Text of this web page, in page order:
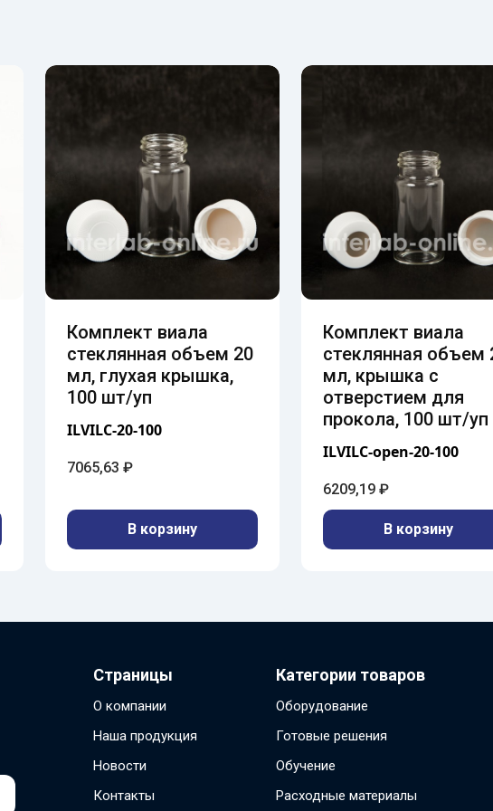
Комплект виала
стеклянная объем 20
мл, глухая крышка,
100 шт/уп
ILVILC-20-100
7065,63 ₽
В корзину
Комплект виала
стеклянная объем
мл, крышка с
отверстием для
прокола, 100 шт/уп
ILVILC-open-20-100
6209,19 ₽
В корзину
Страницы
О компании
Наша продукция
Новости
Контакты
Категории товаров
Оборудование
Готовые решения
Обучение
Расходные материалы